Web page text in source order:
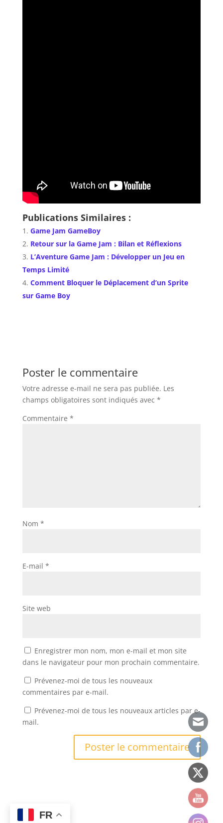
Publications Similaires :
Game Jam GameBoy
Retour sur la Game Jam : Bilan et Réflexions
L’Aventure Game Jam : Développer un Jeu en
Temps Limité
Comment Bloquer le Déplacement d’un Sprite
sur Game Boy
Poster le commentaire
Votre adresse e-mail ne sera pas publiée. Les
champs obligatoires sont indiqués avec *
Commentaire *
Nom *
E-mail *
Site web
Enregistrer mon nom, mon e-mail et mon site
dans le navigateur pour mon prochain commentaire.
Prévenez-moi de tous les nouveaux
commentaires par e-mail.
Prévenez-moi de tous les nouveaux articles par e-
mail.
FR